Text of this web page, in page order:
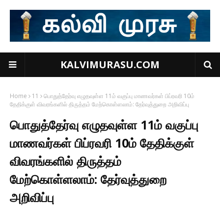
KALVIMURASU.COM
Home 11
பொதுத்தேர்வு எழுதவுள்ள 11ம் வகுப்பு மாணவர்கள் பிப்ரவரி 10ம்
தேதிக்குள் விவரங்களில் திருத்தம் மேற்கொள்ளலாம்: தேர்வுத்துறை அறிவிப்பு
பொதுத்தேர்வு எழுதவுள்ள 11ம் வகுப்பு
மாணவர்கள் பிப்ரவரி 10ம் தேதிக்குள்
விவரங்களில் திருத்தம்
மேற்கொள்ளலாம்: தேர்வுத்துறை
அறிவிப்பு